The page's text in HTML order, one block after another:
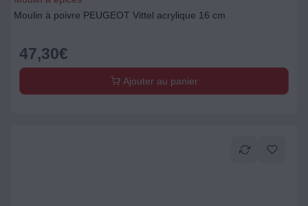
Moulin à poivre PEUGEOT Vittel acrylique 16 cm
47,30€
Ajouter au panier